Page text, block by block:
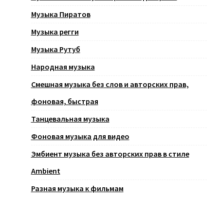
Музыка Пиратов
Музыка регги
Музыка Рутуб
Народная музыка
Смешная музыка без слов и авторских прав,
фоновая, быстрая
Танцевальная музыка
Фоновая музыка для видео
Эмбиент музыка без авторских прав в стиле
Ambient
Разная музыка к фильмам